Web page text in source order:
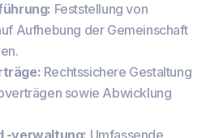
Feststellung von
Aufhebung der Gemeinschaft
Rechtssichere Gestaltung
sowie Abwicklung
-verwaltung: Umfassende